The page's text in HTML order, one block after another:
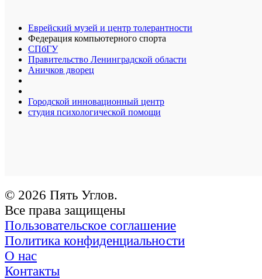
Еврейский музей и центр толерантности
Федерация компьютерного спорта
СПбГУ
Правительство Ленинградской области
Аничков дворец
Городской инновационный центр
студия психологической помощи
© 2026 Пять Углов.
Все права защищены
Пользовательское соглашение
Политика конфиденциальности
О нас
Контакты